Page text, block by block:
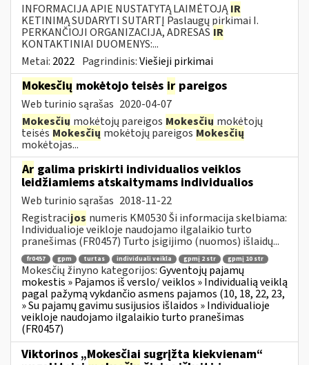
INFORMACIJA APIE NUSTATYTĄ LAIMĖTOJĄIR
KETINIMĄ SUDARYTI SUTARTĮ Paslaugų pirkimai I.
PERKANČIOJI ORGANIZACIJA, ADRESAS IR
KONTAKTINIAI DUOMENYS:...
Metai: 2022 Pagrindinis:Viešieji pirkimai
Mokesčių mokėtojo teisės ir pareigos
Web turinio sąrašas 2020-04-07
Mokesčių mokėtojų pareigos Mokesčių mokėtojų
teisėsMokesčių mokėtojų pareigosMokesčių
mokėtojas...
Ar galima priskirti individualios veiklos
leidžiamiems atskaitymams individualios
Web turinio sąrašas 2018-11-22
Registracijos numeris KM0530 Ši informacija skelbiama:
Individualioje veikloje naudojamo ilgalaikio turto
pranešimas (FR0457) Turto įsigijimo (nuomos) išlaidų...
fr0457 gpm turtas individuali veikla gpmį 2 str gpmį 10 str
Mokesčių žinyno kategorijos:Gyventojų pajamų
mokestis » Pajamos iš verslo/ veiklos » Individualią veiklą
pagal pažymą vykdančio asmens pajamos (10, 18, 22, 23,
» Su pajamų gavimu susijusios išlaidos » Individualioje
veikloje naudojamo ilgalaikio turto pranešimas
(FR0457)
Viktorinos „Mokesčiai sugrįžta kiekvienam“